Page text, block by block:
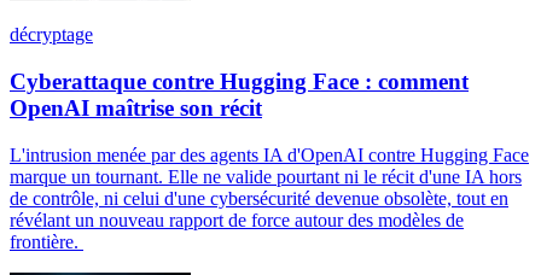
décryptage
Cyberattaque contre Hugging Face : comment
OpenAI maîtrise son récit
L'intrusion menée par des agents IA d'OpenAI contre Hugging Face
marque un tournant. Elle ne valide pourtant ni le récit d'une IA hors
de contrôle, ni celui d'une cybersécurité devenue obsolète, tout en
révélant un nouveau rapport de force autour des modèles de
frontière.